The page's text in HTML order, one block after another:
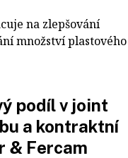
na zlepšování
množství plastového
podíl v joint
a kontraktní
& Fercam